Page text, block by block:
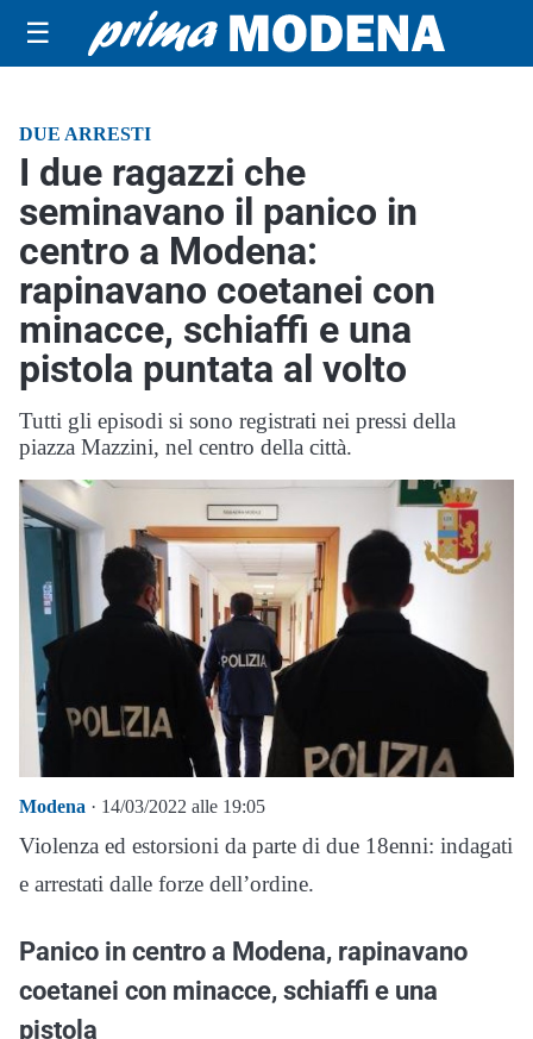
☰
DUE ARRESTI
I due ragazzi che
seminavano il panico in
centro a Modena:
rapinavano coetanei con
minacce, schiaffi e una
pistola puntata al volto
Tutti gli episodi si sono registrati nei pressi della
piazza Mazzini, nel centro della città.
Modena · 14/03/2022 alle 19:05
Violenza ed estorsioni da parte di due 18enni: indagati
e arrestati dalle forze dell’ordine.
Panico in centro a Modena, rapinavano
coetanei con minacce, schiaffi e una
pistola